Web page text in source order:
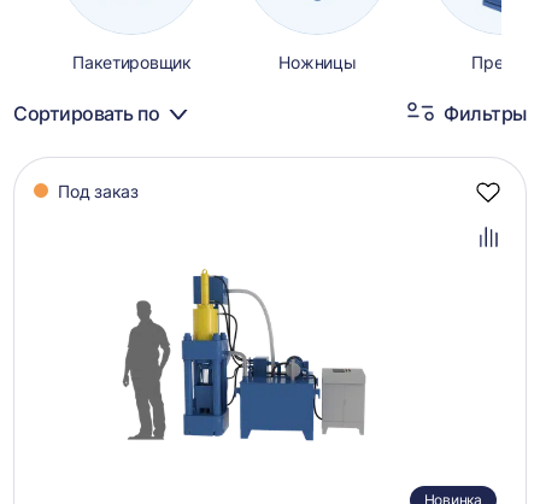
Пакетировщик Ножницы Прессы
Сортировать по Фильтры
Каталог
товаров
Под заказ
Новинка